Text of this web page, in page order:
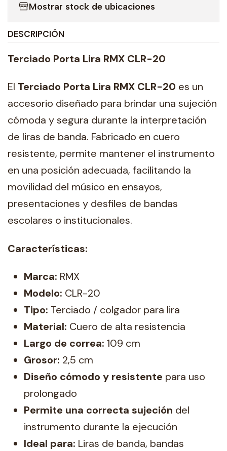
Mostrar stock de ubicaciones
DESCRIPCIÓN
Terciado Porta Lira RMX CLR-20
El Terciado Porta Lira RMX CLR-20 es un
accesorio diseñado para brindar una sujeción
cómoda y segura durante la interpretación
de liras de banda. Fabricado en cuero
resistente, permite mantener el instrumento
en una posición adecuada, facilitando la
movilidad del músico en ensayos,
presentaciones y desfiles de bandas
escolares o institucionales.
Características:
Marca: RMX
Modelo: CLR-20
Tipo: Terciado / colgador para lira
Material: Cuero de alta resistencia
Largo de correa: 109 cm
Grosor: 2,5 cm
Diseño cómodo y resistente para uso
prolongado
Permite una correcta sujeción del
instrumento durante la ejecución
Ideal para: Liras de banda, bandas